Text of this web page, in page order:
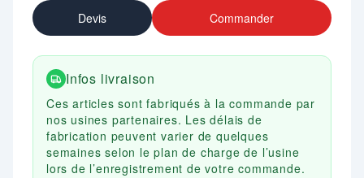
Devis Commander
Infos livraison
Ces articles sont fabriqués à la commande par
nos usines partenaires. Les délais de
fabrication peuvent varier de quelques
semaines selon le plan de charge de l’usine
lors de l’enregistrement de votre commande.